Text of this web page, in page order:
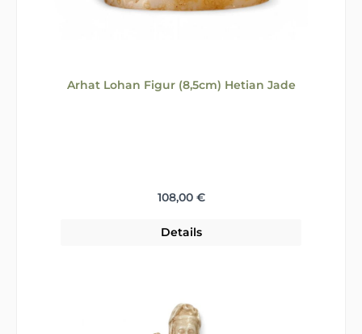
Arhat Lohan Figur (8,5cm) Hetian Jade
Regulärer Preis:
108,00 €
Details